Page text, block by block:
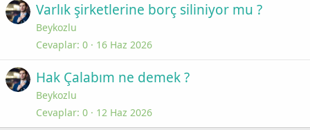
Varlık şirketlerine borç siliniyor mu ?
Beykozlu
Cevaplar 0 16 Haz 2026
Hak Çalabım ne demek ?
Beykozlu
Cevaplar 0 12 Haz 2026